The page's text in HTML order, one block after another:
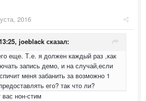
2016
joeblack сказал:
еще. Т.е. я должен каждый раз ,как
запись демо, и на случай,если
меня забанить за возможно 1
его? так что ли?
вас нон-стим